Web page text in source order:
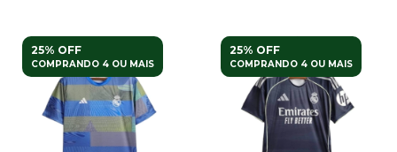
25% OFF
COMPRANDO 4 OU MAIS
25% OFF
COMPRANDO 4 OU MAIS